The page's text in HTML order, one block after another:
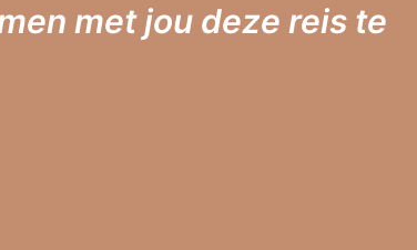
met jou deze reis te